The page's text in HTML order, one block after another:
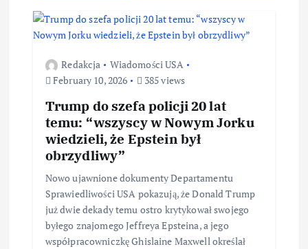
Redakcja
Wiadomości USA
February 10, 2026
385 views
Trump do szefa policji 20 lat
temu: “wszyscy w Nowym Jorku
wiedzieli, że Epstein był
obrzydliwy”
Nowo ujawnione dokumenty Departamentu
Sprawiedliwości USA pokazują, że Donald Trump
już dwie dekady temu ostro krytykował swojego
byłego znajomego Jeffreya Epsteina, a jego
współpracowniczkę Ghislaine Maxwell określał